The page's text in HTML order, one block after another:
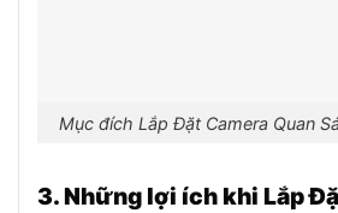
Mục đích Lắp Đặt Camera Quan
3. Những lợi ích khi Lắp